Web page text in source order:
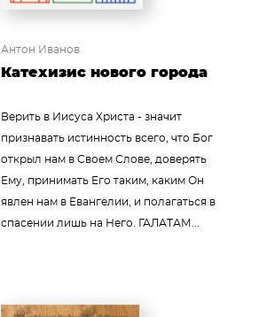
Антон Иванов
Катехизис нового города
Верить в Иисуса Христа - значит
признавать истинность всего, что Бог
открыл нам в Своем Слове, доверять
Ему, принимать Его таким, каким Он
явлен нам в Евангелии, и полагаться в
спасении лишь на Него. ГАЛАТАМ...